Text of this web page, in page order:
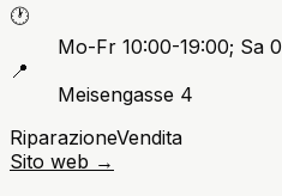
🕐
Mo-Fr 10:00-19:00; Sa
📍
Meisengasse 4
RiparazioneVendita
Sito web →